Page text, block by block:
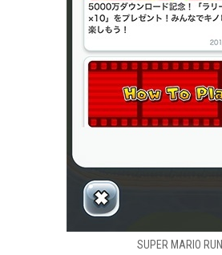
SUPER MARIO RUN